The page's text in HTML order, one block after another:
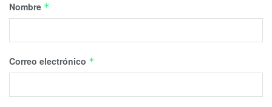
Nombre *
Correo electrónico *